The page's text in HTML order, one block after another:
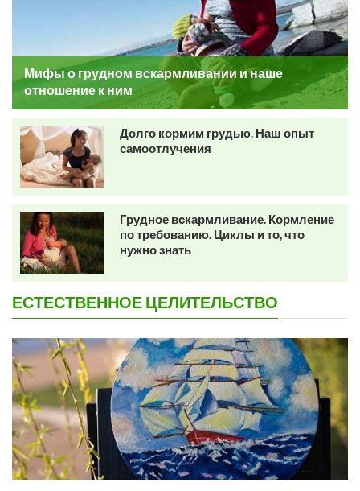
Мифы о грудном вскармливании и наше
отношение к ним
Долго кормим грудью. Наш опыт
самоотлучения
Грудное вскармливание. Кормление
по требованию. Циклы и то, что
нужно знать
ЕСТЕСТВЕННОЕ ЦЕЛИТЕЛЬСТВО